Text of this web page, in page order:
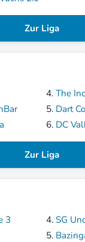
Zur Liga
The
Dart
DC
Zur Liga
3
SG